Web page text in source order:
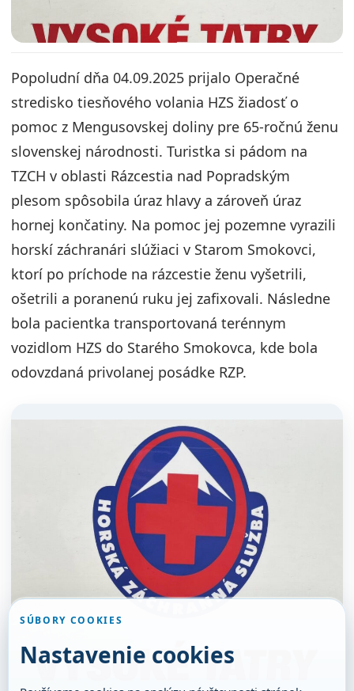
Popoludní dňa 04.09.2025 prijalo Operačné
stredisko tiesňového volania HZS žiadosť o
pomoc z Mengusovskej doliny pre 65-ročnú ženu
slovenskej národnosti. Turistka si pádom na
TZCH v oblasti Rázcestia nad Popradským
plesom spôsobila úraz hlavy a zároveň úraz
hornej končatiny. Na pomoc jej pozemne vyrazili
horskí záchranári slúžiaci v Starom Smokovci,
ktorí po príchode na rázcestie ženu vyšetrili,
ošetrili a poranenú ruku jej zafixovali. Následne
bola pacientka transportovaná terénnym
vozidlom HZS do Starého Smokovca, kde bola
odovzdaná privolanej posádke RZP.
SÚBORY COOKIES
Nastavenie cookies